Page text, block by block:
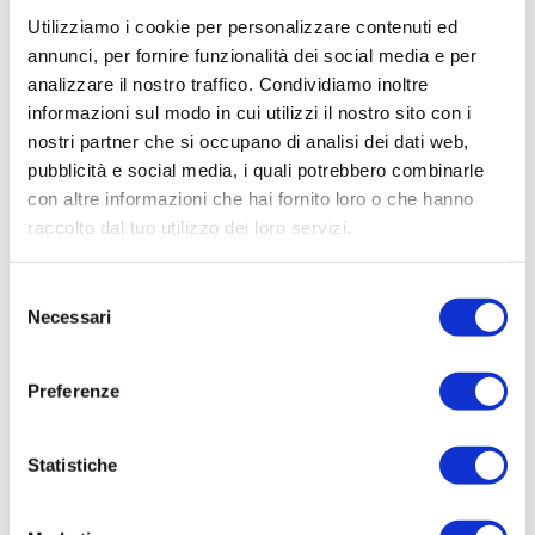
Utilizziamo i cookie per personalizzare contenuti ed
annunci, per fornire funzionalità dei social media e per
analizzare il nostro traffico. Condividiamo inoltre
informazioni sul modo in cui utilizzi il nostro sito con i
nostri partner che si occupano di analisi dei dati web,
pubblicità e social media, i quali potrebbero combinarle
con altre informazioni che hai fornito loro o che hanno
raccolto dal tuo utilizzo dei loro servizi.
delNecessari
Preferenze
Statistiche
la conseguente raccolta di ortaggi e frutti
venissero ritardate. Un altro dato che contribuisce
a modificare i prezzi è la mancanza di manodopera
stagionale, argomento trattato con vigore anche
dai media.
trasparente di ciò che sta succedendo anche dal
Areté, come tutte le attività, deve, per forza di cose,
adeguarsi alle oscillazioni che il mercato evidenzia,
ma questo viene fatto ogni settimana cercando di